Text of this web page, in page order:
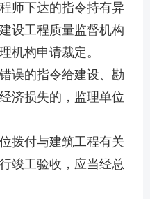
下达的指令持有异
设工程质量监督机构
机构申请裁定。
的指令给建设、勘
济损失的，监理单位
付与建筑工程有关
竣工验收，应当经总